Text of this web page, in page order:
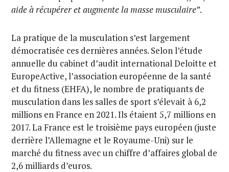
aide à récupérer et augmente la masse musculaire”.
La pratique de la musculation s’est largement
démocratisée ces dernières années. Selon l’étude
annuelle du cabinet d’audit international Deloitte et
EuropeActive, l’association européenne de la santé
et du fitness (EHFA), le nombre de pratiquants de
musculation dans les salles de sport s’élevait à 6,2
millions en France en 2021. Ils étaient 5,7 millions en
2017. La France est le troisième pays européen (juste
derrière l’Allemagne et le Royaume-Uni) sur le
marché du fitness avec un chiffre d’affaires global de
2,6 milliards d’euros.